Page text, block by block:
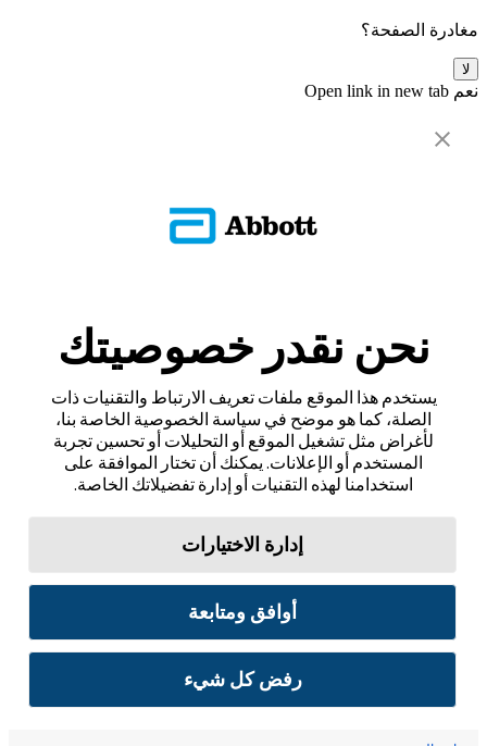
مغادرة الصفحة؟
لا
نعم Open link in new tab
نحن نقدر خصوصيتك
يستخدم هذا الموقع ملفات تعريف الارتباط والتقنيات ذات
الصلة، كما هو موضح في سياسة الخصوصية الخاصة بنا،
لأغراض مثل تشغيل الموقع أو التحليلات أو تحسين تجربة
المستخدم أو الإعلانات. يمكنك أن تختار الموافقة على
استخدامنا لهذه التقنيات أو إدارة تفضيلاتك الخاصة.
إدارة الاختيارات
أوافق ومتابعة
رفض كل شيء